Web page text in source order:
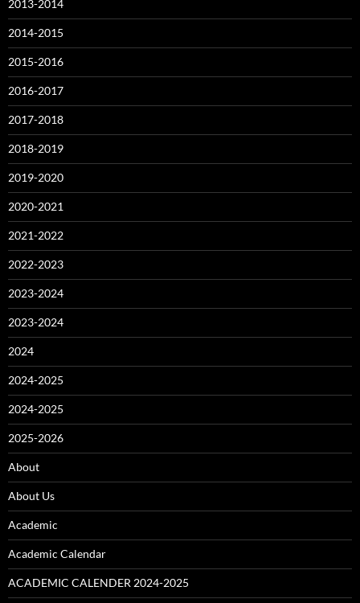
2013-2014
2014-2015
2015-2016
2016-2017
2017-2018
2018-2019
2019-2020
2020-2021
2021-2022
2022-2023
2023-2024
2023-2024
2024
2024-2025
2024-2025
2025-2026
About
About Us
Academic
Academic Calendar
ACADEMIC CALENDER 2024-2025